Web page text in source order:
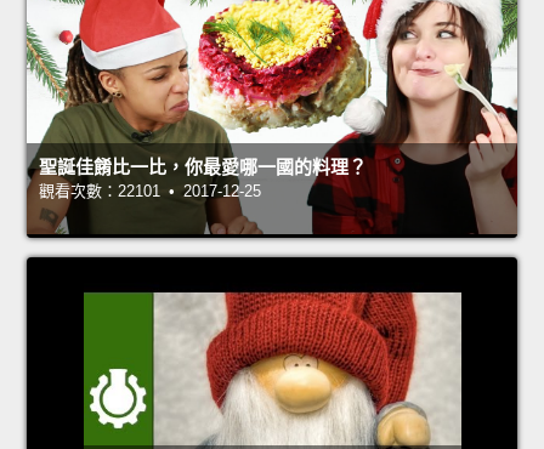
聖誕佳餚比一比，你最愛哪一國的料理？
觀看次數：22101 • 2017-12-25